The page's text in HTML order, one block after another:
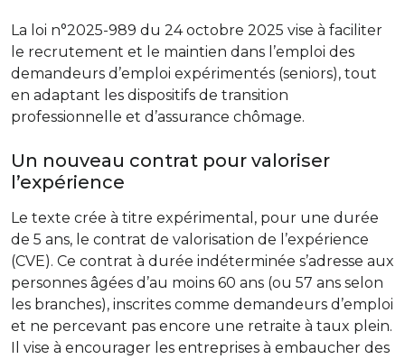
La loi n°2025-989 du 24 octobre 2025 vise à faciliter
le recrutement et le maintien dans l’emploi des
demandeurs d’emploi expérimentés (seniors), tout
en adaptant les dispositifs de transition
professionnelle et d’assurance chômage.
Un nouveau contrat pour valoriser
l’expérience
Le texte crée à titre expérimental, pour une durée
de 5 ans, le contrat de valorisation de l’expérience
(CVE). Ce contrat à durée indéterminée s’adresse aux
personnes âgées d’au moins 60 ans (ou 57 ans selon
les branches), inscrites comme demandeurs d’emploi
et ne percevant pas encore une retraite à taux plein.
Il vise à encourager les entreprises à embaucher des